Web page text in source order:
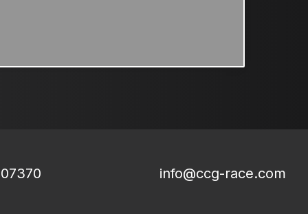
info@ccg-race.com